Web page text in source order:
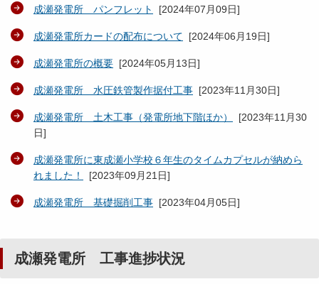
成瀬発電所 パンフレット [2024年07月09日]
成瀬発電所カードの配布について [2024年06月19日]
成瀬発電所の概要 [2024年05月13日]
成瀬発電所 水圧鉄管製作据付工事 [2023年11月30日]
成瀬発電所 土木工事（発電所地下階ほか） [2023年11月30
日]
成瀬発電所に東成瀬小学校６年生のタイムカプセルが納めら
れました！
[2023年09月21日]
成瀬発電所 基礎掘削工事 [2023年04月05日]
成瀬発電所 工事進捗状況